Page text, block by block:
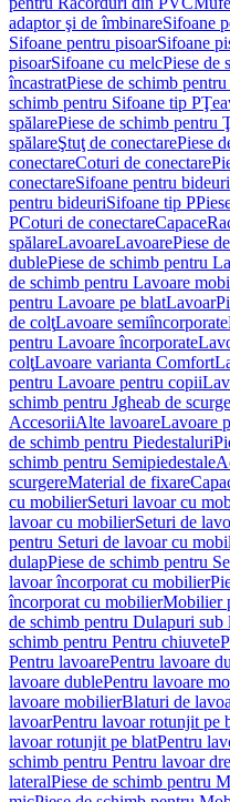
adaptor şi de îmbinareSifoane
Sifoane pentru pisoarSifoane
pisoarSifoane cu melcPiese de
încastratPiese de schimb
schimb pentru Sifoane tip P
spălarePiese de schimb pentru
spălareŞtuţ de conectarePiese
conectareCoturi de conectare
conectareSifoane pentru bideuri
pentru bideuriSifoane tip P
PCoturi de conectareCapace
spălareLavoareLavoarePiese
dublePiese de schimb pentru
de schimb pentru Lavoare
pentru Lavoare pe blatLavoar
de colţLavoare semiîncorporate
pentru Lavoare încorporate
colţLavoare varianta Comfort
pentru Lavoare pentru copii
schimb pentru Jgheab de
AccesoriiAlte lavoareLavoare
de schimb pentru Piedestaluri
schimb pentru Semipiedestale
scurgereMaterial de fixare
cu mobilierSeturi lavoar cu
lavoar cu mobilierSeturi de
pentru Seturi de lavoar cu
dulapPiese de schimb pentru
lavoar încorporat cu mobilier
încorporat cu mobilierMobilier
de schimb pentru Dulapuri sub
schimb pentru Pentru chiuvete
Pentru lavoarePentru lavoare
lavoare dublePentru lavoare
lavoare mobilierBlaturi de
lavoarPentru lavoar rotunjit pe
lavoar rotunjit pe blatPentru
schimb pentru Pentru lavoar
lateralPiese de schimb pentru